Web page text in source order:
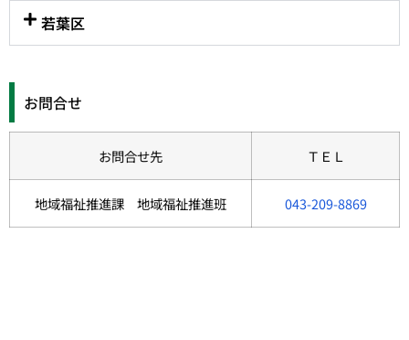
若葉区
お問合せ
お問合せ先 ＴＥＬ
地域福祉推進課 地域福祉推進班 043-209-8869